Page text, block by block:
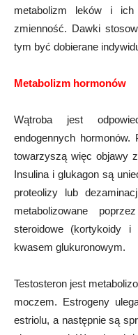
metabolizm leków i
zmienność. Dawki
tym być dobierane
Metabolizm hormonów
Wątroba jest
endogennych hormonów.
towarzyszą więc objawy
Insulina i glukagon są
proteolizy lub
metabolizowane
steroidowe (kortykoidy i
kwasem glukuronowym.
Testosteron jest
moczem. Estrogeny
estriolu, a następnie są